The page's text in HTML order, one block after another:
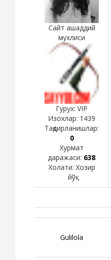
Сайт ашаддий
мухлиси
Гурух: VIP
Изохлар: 1439
Тақдирланишлар:
0
Хурмат
даражаси: 638
Холати: Хозир
йўқ
Gulilola